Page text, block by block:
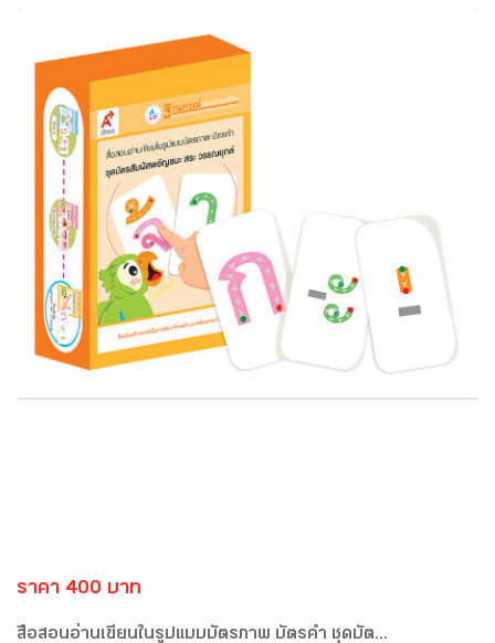
ราคา 400 บาท
สื่อสอนอ่านเขียนในรูปแบบบัตรภาพ บัตรคำ ชุดบัต...